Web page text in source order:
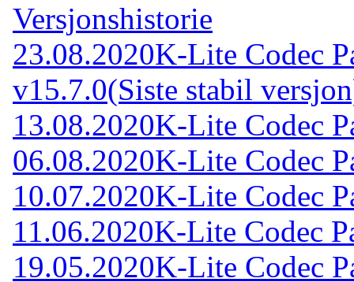
Versjonshistorie
23.08.2020K-Lite Codec
v15.7.0(Siste stabil
13.08.2020K-Lite Codec
06.08.2020K-Lite Codec
10.07.2020K-Lite Codec
11.06.2020K-Lite Codec
19.05.2020K-Lite Codec